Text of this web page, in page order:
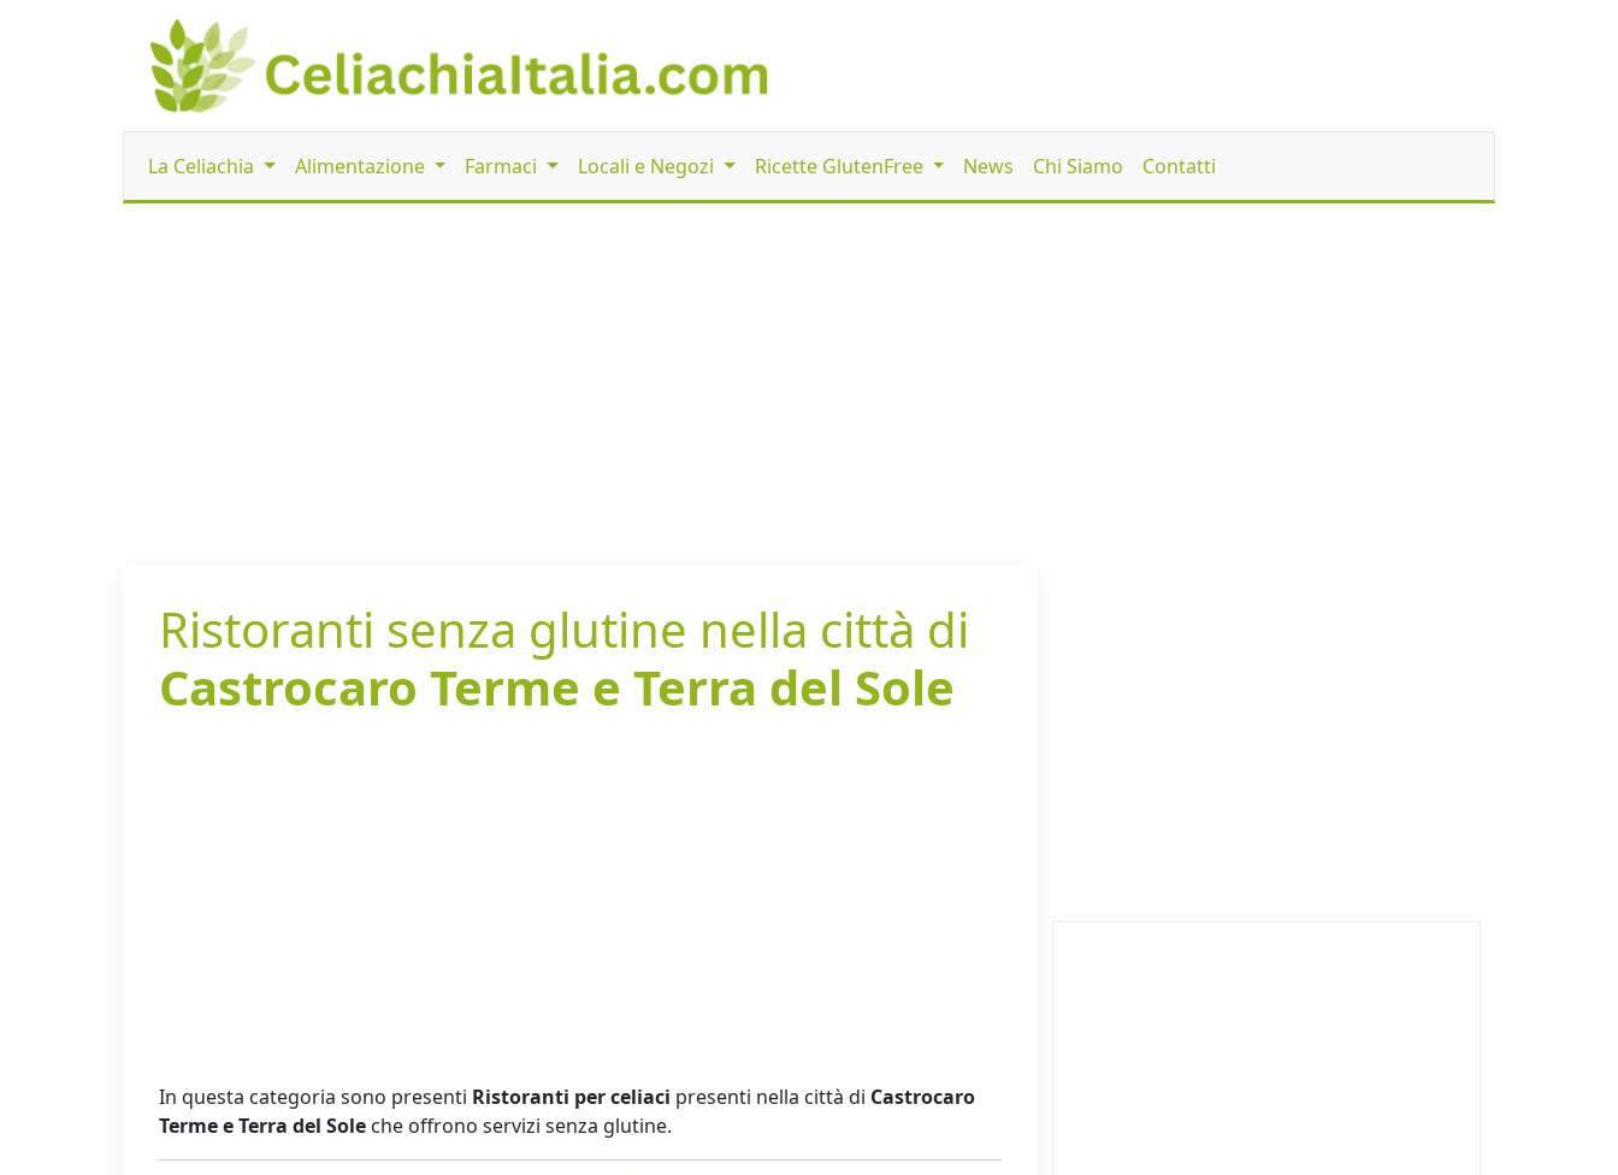
La Celiachia Alimentazione Farmaci Locali e Negozi Ricette GlutenFree News Chi Siamo Contatti
Ristoranti senza glutine nella città di
Castrocaro Terme e Terra del Sole
In questa categoria sono presenti Ristoranti per celiaci presenti nella città di Castrocaro
Terme e Terra del Sole che offrono servizi senza glutine.